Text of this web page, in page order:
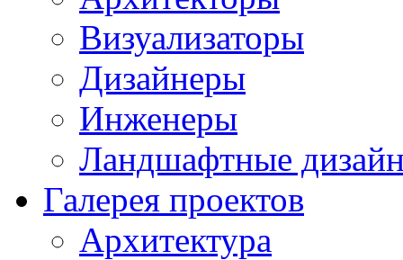
Визуализаторы
Дизайнеры
Инженеры
Ландшафтные
Галерея проектов
Архитектура